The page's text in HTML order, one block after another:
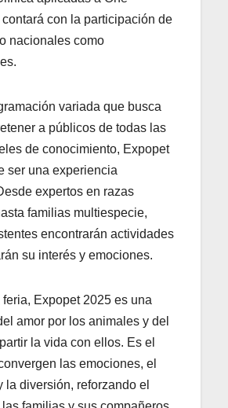
con la participación de
nacionales como
variada que busca
a públicos de todas las
de conocimiento, Expopet
ser una experiencia
expertos en razas
familias multiespecie,
encontrarán actividades
su interés y emociones.
feria, Expopet 2025 es una
amor por los animales y del
la vida con ellos. Es el
las emociones, el
la diversión, reforzando el